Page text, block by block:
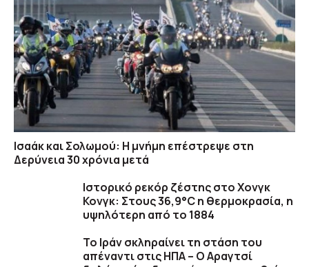
Ισαάκ και Σολωμού: Η μνήμη επέστρεψε στη
Δερύνεια 30 χρόνια μετά
Ιστορικό ρεκόρ ζέστης στο Χονγκ
Κονγκ: Στους 36,9°C η θερμοκρασία, η
υψηλότερη από το 1884
Το Ιράν σκληραίνει τη στάση του
απέναντι στις ΗΠΑ – Ο Αραγτσί